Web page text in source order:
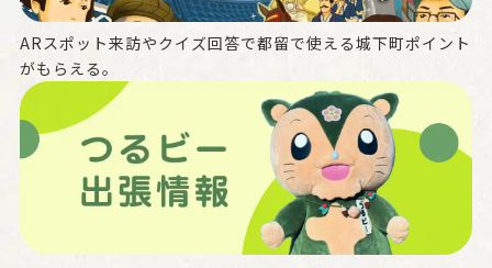
ARスポット来訪やクイズ回答で都留で使える城下町ポイント
がもらえる。